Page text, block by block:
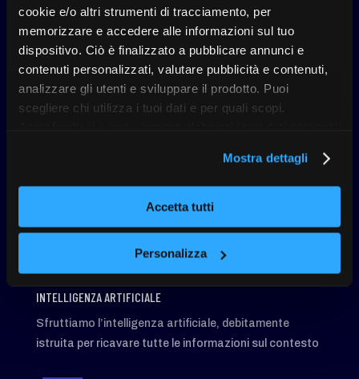
cookie e/o altri strumenti di tracciamento, per
memorizzare e accedere alle informazioni sul tuo
dispositivo. Ciò è finalizzato a pubblicare annunci e
contenuti personalizzati, valutare pubblicità e contenuti,
analizzare gli utenti e sviluppare il prodotto. Puoi
scegliere chi utilizza i tuoi dati e per quali scopi.
modificare o revocare il tuo consenso in qualsiasi
momento dalla Dichiarazione sui cookie. Utilizziamo i
cookie tecnici e, previo consenso, anche cookie di
profilazione o altri strumenti di tracciamento, anche di
fornire funzionalità dei social media e per analizzare il
. Chiudendo questo banner tramite l’apposito comando
“X” continuerai la navigazione del sito in assenza di
cookie o altri strumenti di tracciamento diversi da quelli
Mostra dettagli
Accetta tutti
Personalizza
KETAI
INTELLIGENZA ARTIFICIALE
Sfruttiamo l’intelligenza artificiale, debitamente
istruita per ricavare tutte le informazioni sul contesto